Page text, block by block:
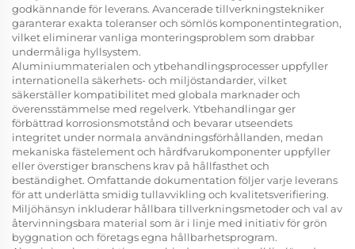
godkännande för leverans. Avancerade tillverkningstekniker
garanterar exakta toleranser och sömlös komponentintegration,
vilket eliminerar vanliga monteringsproblem som drabbar
undermåliga hyllsystem.
Aluminiummaterialen och ytbehandlingsprocesser uppfyller
internationella säkerhets- och miljöstandarder, vilket
säkerställer kompatibilitet med globala marknader och
överensstämmelse med regelverk. Ytbehandlingar ger
förbättrad korrosionsmotstånd och bevarar utseendets
integritet under normala användningsförhållanden, medan
mekaniska fästelement och hårdfvarukomponenter uppfyller
eller överstiger branschens krav på hållfasthet och
beständighet. Omfattande dokumentation följer varje leverans
för att underlätta smidig tullavvikling och kvalitetsverifiering.
Miljöhänsyn inkluderar hållbara tillverkningsmetoder och val av
återvinningsbara material som är i linje med initiativ för grön
byggnation och företags egna hållbarhetsprogram.